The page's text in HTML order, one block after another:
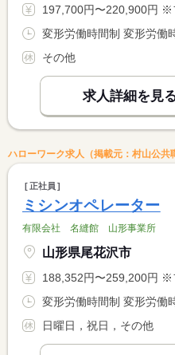
197,700円〜220,900円 ※フルタイム求人の場合は月額
その他
求人詳細を見
ハローワーク求人（掲載元：村山公共
正社員
ミシンオペレーター
有限会社 名縫館 山形事業所
山形県尾花沢市
188,352円〜259,200円 ※フルタイム求人の場合は月額
日曜日，祝日，その他